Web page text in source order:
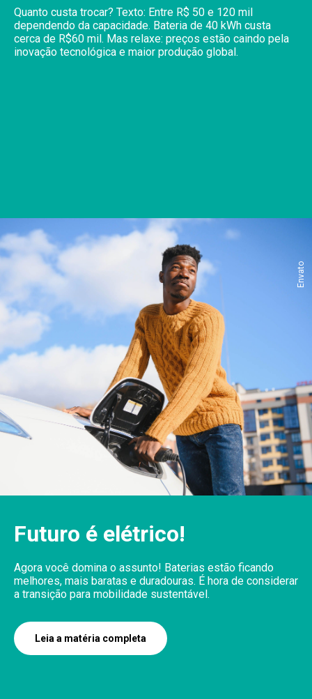
Quanto custa trocar? Texto: Entre R$ 50 e 120 mil
dependendo da capacidade. Bateria de 40 kWh custa
cerca de R$60 mil. Mas relaxe: preços estão caindo pela
inovação tecnológica e maior produção global.
Envato
Futuro é elétrico!
Agora você domina o assunto! Baterias estão ficando
melhores, mais baratas e duradouras. É hora de considerar
a transição para mobilidade sustentável.
Leia a matéria completa